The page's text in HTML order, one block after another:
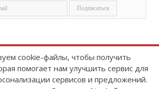
Copyright © 2008-2026FinanceTimes
Зарегистрировано в Роскомнадзоре
cookie-файлы, чтобы получить
помогает нам улучшить сервис для
сервисов и предложений.